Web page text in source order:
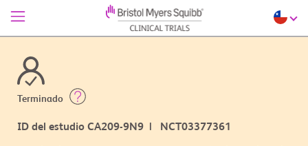
Terminado
ID del estudio CA209-9N9 | NCT03377361